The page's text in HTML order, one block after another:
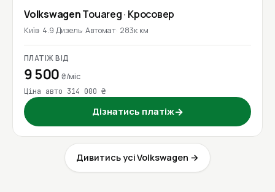
VolkswagenTouareg· Кросовер
Київ 4.9 Дизель Автомат 283к км
ПЛАТІЖ ВІД
9 500₴/міс
Ціна авто 314 000 ₴
Дізнатись платіж→
Дивитись усі Volkswagen →